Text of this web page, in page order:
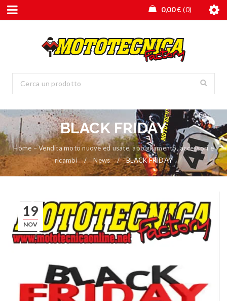
0,00€ 0
BLACK FRIDAY
Home – Vendita moto nuove ed usate, abbigliamento, accessori e
ricambi
/ News / BLACK FRIDAY
19
NOV